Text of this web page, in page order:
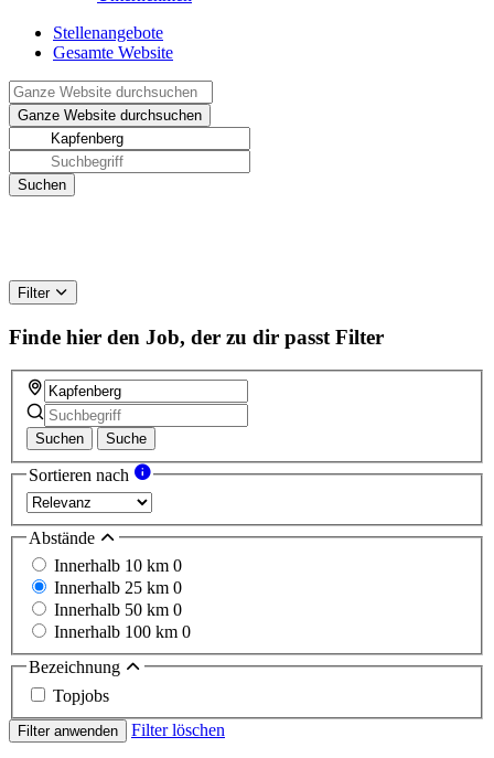
Stellenangebote
Gesamte Website
Filter
Finde hier den Job, der zu dir passt Filter
Suchen Suche
Sortieren nach
Abstände
Innerhalb 10 km 0
Innerhalb 25 km 0
Innerhalb 50 km 0
Innerhalb 100 km 0
Bezeichnung
Topjobs
Filter anwenden Filter löschen